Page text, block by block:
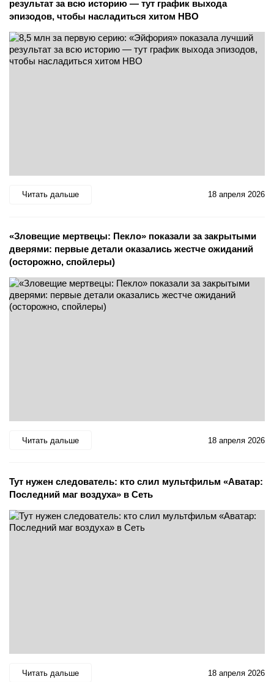
результат за всю историю — тут график выхода
эпизодов, чтобы насладиться хитом HBO
Читать дальше 18 апреля 2026
«Зловещие мертвецы: Пекло» показали за закрытыми
дверями: первые детали оказались жестче ожиданий
(осторожно, спойлеры)
Читать дальше 18 апреля 2026
Тут нужен следователь: кто слил мультфильм «Аватар:
Последний маг воздуха» в Сеть
Читать дальше 18 апреля 2026